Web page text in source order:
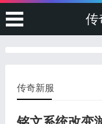
传
传奇新服